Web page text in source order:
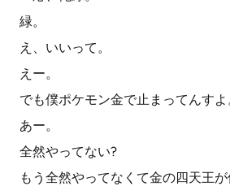
緑。
え、いいって。
えー。
でも僕ポケモン金で止まってんすよ
あー。
全然やってない?
もう全然やってなくて金の四天王が